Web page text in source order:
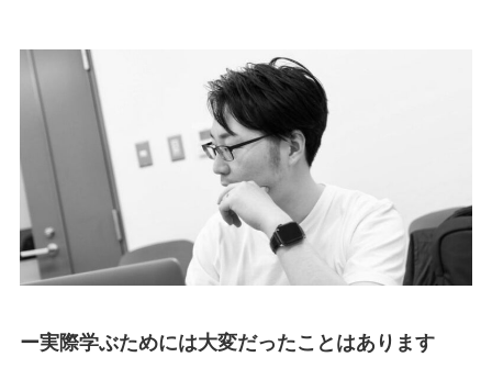
ー実際学ぶためには大変だったことはあります